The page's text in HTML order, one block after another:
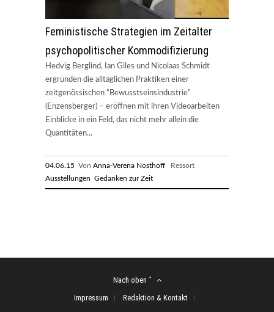
Feministische Strategien im Zeitalter
psychopolitischer Kommodifizierung
Hedvig Berglind, Ian Giles und Nicolaas Schmidt
ergründen die alltäglichen Praktiken einer
zeitgenössischen “Bewusstseinsindustrie”
(Enzensberger) – eröffnen mit ihren Videoarbeiten
Einblicke in ein Feld, das nicht mehr allein die
Quantitäten...
04.06.15 Von Anna-Verena Nosthoff Ressort
Ausstellungen Gedanken zur Zeit
Nach oben ˆ
Impressum
Redaktion & Kontakt